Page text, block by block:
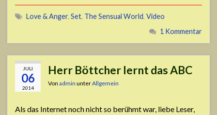
Love & Anger, Set, The Sensual World, Video
1 Kommentar
JULI
06
2014
Herr Böttcher lernt das ABC
Von admin unterAllgemein
Als das Internet noch nicht so berühmt war, liebe Leser,